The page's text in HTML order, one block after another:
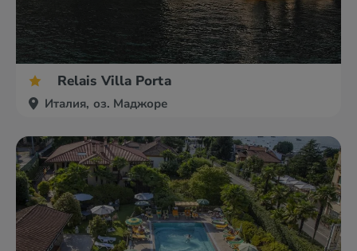
Relais Villa Porta
Италия, оз. Маджоре